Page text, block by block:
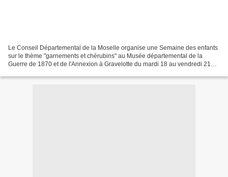
Le Conseil Départemental de la Moselle organise une Semaine des enfants
sur le thème "garnements et chérubins" au Musée départemental de la
Guerre de 1870 et de l'Annexion à Gravelotte du mardi 18 au vendredi 21